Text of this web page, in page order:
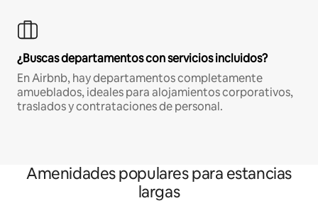
¿Buscas departamentos con servicios incluidos?
En Airbnb, hay departamentos completamente
amueblados, ideales para alojamientos corporativos,
traslados y contrataciones de personal.
Amenidades populares para estancias
largas